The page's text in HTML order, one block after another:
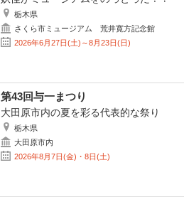
栃木県
さくら市ミュージアム 荒井寛方記念館
2026年6月27日(土)～8月23日(日)
第43回与一まつり
大田原市内の夏を彩る代表的な祭り
栃木県
大田原市内
2026年8月7日(金)・8日(土)